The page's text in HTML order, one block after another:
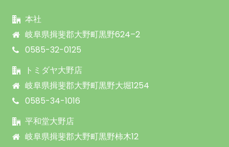
本社
岐阜県揖斐郡大野町黒野624–2
0585-32-0125
トミダヤ大野店
岐阜県揖斐郡大野町黒野大堀1254
0585-34-1016
平和堂大野店
岐阜県揖斐郡大野町黒野柿木12